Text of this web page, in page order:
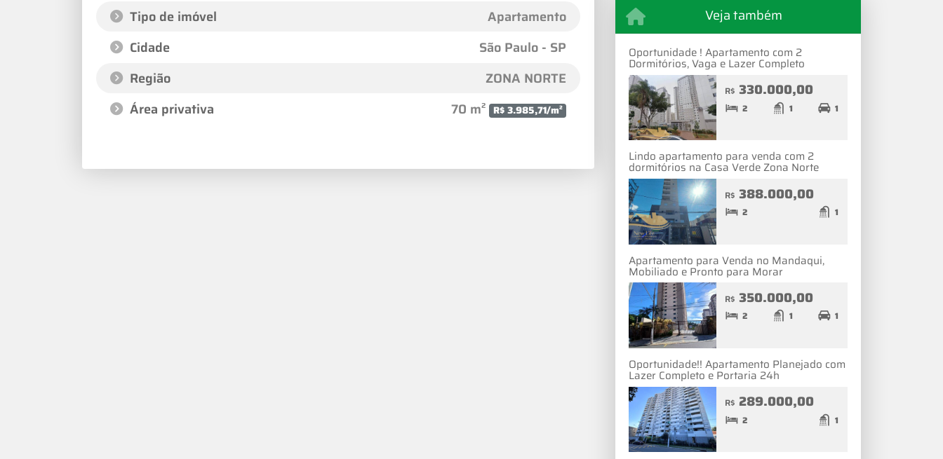
Tipo de imóvel
Apartamento
Cidade
São Paulo - SP
Região
ZONA NORTE
Área privativa
70 m² R$ 3.985,71/m²
Veja também
Oportunidade ! Apartamento com 2
Dormitórios, Vaga e Lazer Completo
R$ 330.000,00
2 1 1
Lindo apartamento para venda com 2
dormitórios na Casa Verde Zona Norte
R$ 388.000,00
2 1
Apartamento para Venda no Mandaqui,
Mobiliado e Pronto para Morar
R$ 350.000,00
2 1 1
Oportunidade!! Apartamento Planejado com
Lazer Completo e Portaria 24h
R$ 289.000,00
2 1